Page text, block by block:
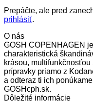
Prepáčte, ale pred
prihlásiť.
O nás
GOSH COPENHAGEN
charakteristická
krásou, multifunkčnosťou
prípravky priamo z
a odteraz ti ich
GOSHcph.sk.
Dôležité informácie